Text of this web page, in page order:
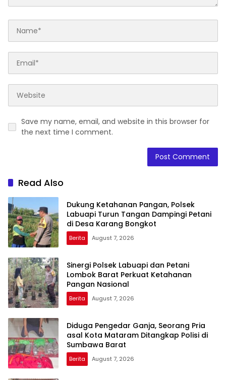
Save my name, email, and website in this browser for
the next time I comment.
Read Also
Dukung Ketahanan Pangan, Polsek
Labuapi Turun Tangan Dampingi Petani
di Desa Karang Bongkot
Berita August 7, 2026
Sinergi Polsek Labuapi dan Petani
Lombok Barat Perkuat Ketahanan
Pangan Nasional
Berita August 7, 2026
Diduga Pengedar Ganja, Seorang Pria
asal Kota Mataram Ditangkap Polisi di
Sumbawa Barat
Berita August 7, 2026